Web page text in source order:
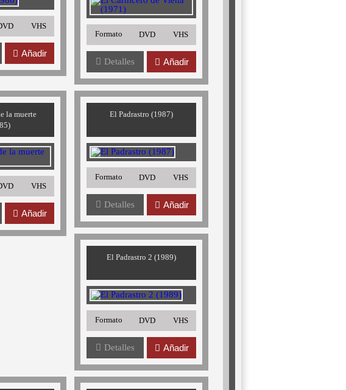
VHS
Añadir
Formato DVD VHS
Detalles Añadir
la muerte
VHS
Añadir
El Padrastro (1987)
Formato DVD VHS
Detalles Añadir
El Padrastro 2 (1989)
Formato DVD VHS
Detalles Añadir